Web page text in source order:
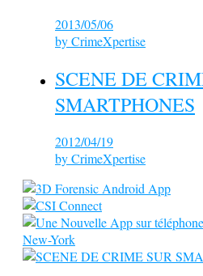
2013/05/06
byCrimeXpertise
SCENE DE
SMARTPHONES
2012/04/19
byCrimeXpertise